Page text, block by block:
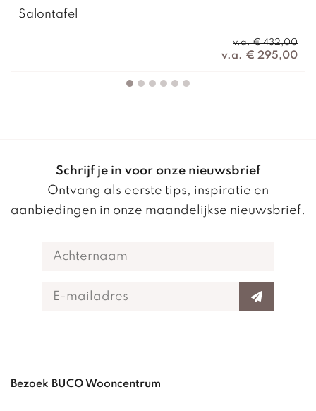
Salontafel
v.a. € 432,00
v.a. € 295,00
Schrijf je in voor onze nieuwsbrief
Ontvang als eerste tips, inspiratie en
aanbiedingen in onze maandelijkse nieuwsbrief.
Bezoek BUCO Wooncentrum